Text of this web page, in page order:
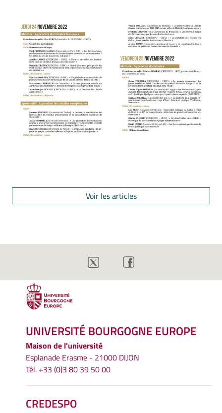
Voir les articles
UNIVERSITÉ BOURGOGNE EUROPE
Maison de l'université
Esplanade Erasme - 21000 DIJON
Tél. +33 (0)3 80 39 50 00
CREDESPO